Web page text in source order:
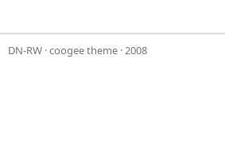
DN-RW ·coogee theme · 2008